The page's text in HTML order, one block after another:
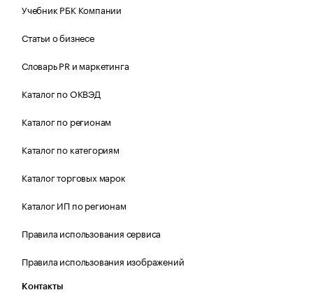
Учебник РБК Компании
Статьи о бизнесе
Словарь PR и маркетинга
Каталог по ОКВЭД
Каталог по регионам
Каталог по категориям
Каталог торговых марок
Каталог ИП по регионам
Правила использования сервиса
Правила использования изображений
Контакты